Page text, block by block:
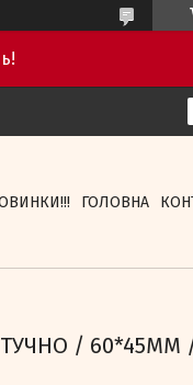
ГОЛОВНА
/ 60*45ММ